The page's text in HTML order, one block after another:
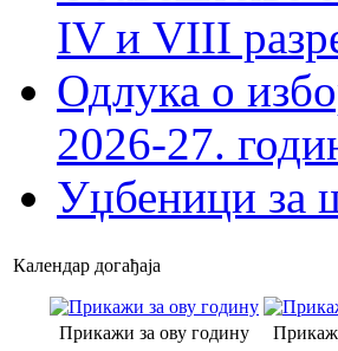
IV и VIII
Одлука о
2026-27.
Уџбеници за
Календар догађаја
Прикажи за ову годину